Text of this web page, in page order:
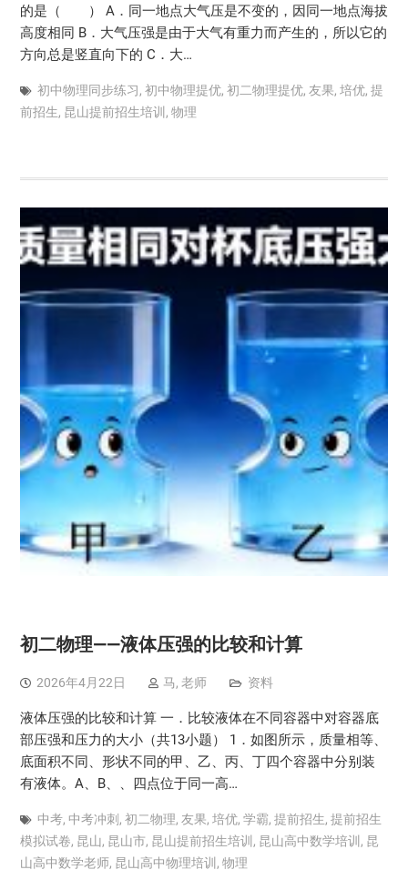
的是（ ） A．同一地点大气压是不变的，因同一地点海拔
高度相同 B．大气压强是由于大气有重力而产生的，所以它的
方向总是竖直向下的 C．大…
初中物理同步练习, 初中物理提优, 初二物理提优, 友果, 培优, 提
前招生, 昆山提前招生培训 , 物理
初二物理——液体压强的比较和计算
2026年4月22日 马, 老师 资料
液体压强的比较和计算 一．比较液体在不同容器中对容器底
部压强和压力的大小（共13小题） 1．如图所示，质量相等、
底面积不同、形状不同的甲、乙、丙、丁四个容器中分别装
有液体。A、B、、四点位于同一高…
中考, 中考冲刺 , 初二物理, 友果, 培优, 学霸, 提前招生, 提前招生
模拟试卷, 昆山, 昆山市, 昆山提前招生培训 , 昆山高中数学培训 , 昆
山高中数学老师, 昆山高中物理培训 , 物理